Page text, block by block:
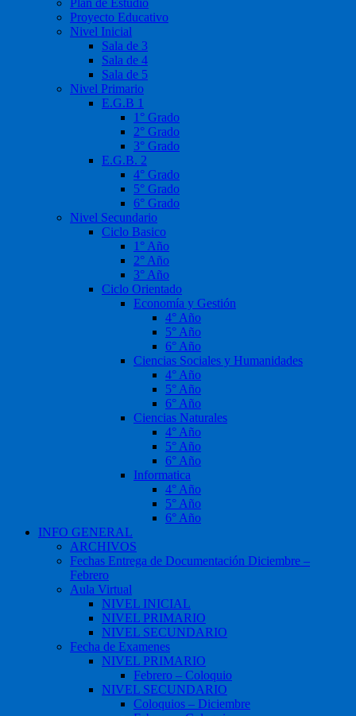
Plan de Estudio
Proyecto Educativo
Nivel Inicial
Sala de 3
Sala de 4
Sala de 5
Nivel Primario
E.G.B 1
1° Grado
2° Grado
3° Grado
E.G.B. 2
4° Grado
5° Grado
6° Grado
Nivel Secundario
Ciclo Basico
1° Año
2° Año
3° Año
Ciclo Orientado
Economía y Gestión
4° Año
5° Año
6° Año
Ciencias Sociales y Humanidades
4° Año
5° Año
6° Año
Ciencias Naturales
4° Año
5° Año
6° Año
Informatica
4° Año
5° Año
6° Año
INFO GENERAL
ARCHIVOS
Fechas Entrega de Documentación Diciembre –
Febrero
Aula Virtual
NIVEL INICIAL
NIVEL PRIMARIO
NIVEL SECUNDARIO
Fecha de Examenes
NIVEL PRIMARIO
Febrero – Coloquio
NIVEL SECUNDARIO
Coloquios – Diciembre